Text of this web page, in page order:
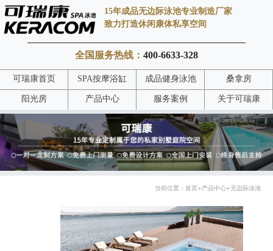
15年成品无边际泳池专业制造厂家
致力打造休闲康体私享空间
全国服务热线： 400-6633-328
可瑞康首页 SPA按摩浴缸 成品健身泳池 桑拿房
阳光房 产品中心 服务案例 关于可瑞康
当前位置： 首页>产品中心>无边际泳池